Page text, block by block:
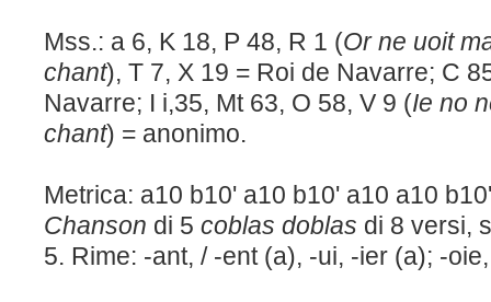
Mss.: a 6, K 18, P 48, R 1 (Or ne uoit
chant), T 7, X 19 = Roi de Navarre; C
Navarre; I i,35, Mt 63, O 58, V 9 (Ie no
chant) = anonimo.
Metrica: a10 b10' a10 b10' a10 a10
Chanson di 5 coblas doblas di 8 versi,
5. Rime: -ant, / -ent (a), -ui, -ier (a); -